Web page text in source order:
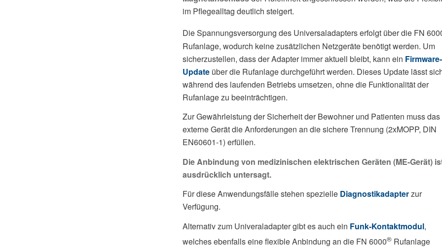
im Pflegealltag deutlich steigert.
Die Spannungsversorgung des Universaladapters erfolgt über die FN
Rufanlage, wodurch keine zusätzlichen Netzgeräte benötigt werden. Um
sicherzustellen, dass der Adapter immer aktuell bleibt, kann ein Firmware-
Updateüber die Rufanlage durchgeführt werden. Dieses Update lässt
während des laufenden Betriebs umsetzen, ohne die Funktionalität der
Rufanlage zu beeinträchtigen.
Zur Gewährleistung der Sicherheit der Bewohner und Patienten muss das
externe Gerät die Anforderungen an die sichere Trennung (2xMOPP, DIN
EN60601-1) erfüllen.
Die Anbindung von medizinischen elektrischen Geräten (ME-Gerät)
ausdrücklich untersagt.
Für diese Anwendungsfälle stehen spezielle Diagnostikadapterzur
Verfügung.
Alternativ zum Univeraladapter gibt es auch ein Funk-Kontaktmodul,
welches ebenfalls eine flexible Anbindung an die FN 6000®Rufanlage